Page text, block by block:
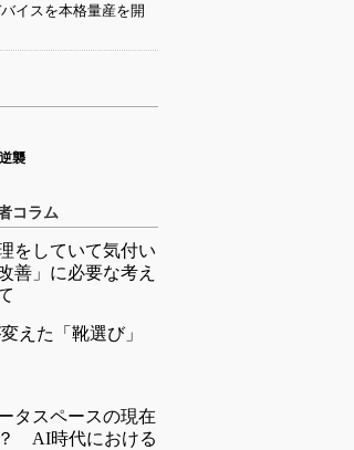
イスを本格量産を開
襲
コラム
をしていて気付い
善」に必要な考え
えた「靴選び」
タスペースの現在
AI時代における